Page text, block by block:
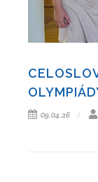
09.04.26